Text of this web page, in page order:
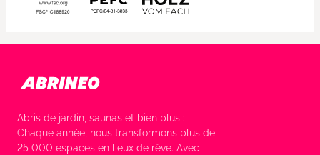
Abris de jardin, saunas et bien plus :
Chaque année, nous transformons plus de
25 000 espaces en lieux de rêve. Avec